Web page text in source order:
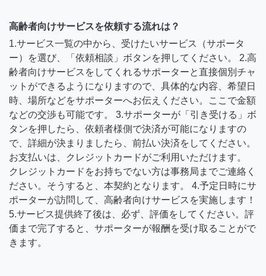
高齢者向けサービスを依頼する流れは？
1.サービス一覧の中から、受けたいサービス（サポータ
ー）を選び、「依頼相談」ボタンを押してください。 2.高
齢者向けサービスをしてくれるサポーターと直接個別チャ
ットができるようになりますので、具体的な内容、希望日
時、場所などをサポーターへお伝えください。ここで金額
などの交渉も可能です。 3.サポーターが「引き受ける」ボ
タンを押したら、依頼者様側で決済が可能になりますの
で、詳細が決まりましたら、前払い決済をしてください。
お支払いは、クレジットカードがご利用いただけます。
クレジットカードをお持ちでない方は事務局までご連絡く
ださい。そうすると、本契約となります。 4.予定日時にサ
ポーターが訪問して、高齢者向けサービスを実施します！
5.サービス提供終了後は、必ず、評価をしてください。評
価まで完了すると、サポーターが報酬を受け取ることがで
きます。